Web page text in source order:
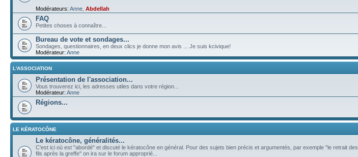
Modérateurs: Anne Abdellah
FAQ
Petites choses à connaître...
Bureau de vote et sondages...
Sondages, questionnaires, en deux clics je donne mon avis ... Je suis kcivique!
Modérateur: Anne
L'ASSOCIATION
Présentation de l'association...
Vous trouverez ici, les adresses utiles dans votre région...
Modérateur: Anne
Régions...
LE KÉRATOCÔNE
Le kératocône, généralités...
C'est ici où est "abordé" et discuté le kératocône en général. Pour des sujets bien précis et argumentés, par exemple "le retrait des
fils après la greffe" on ira sur le forum approprié...